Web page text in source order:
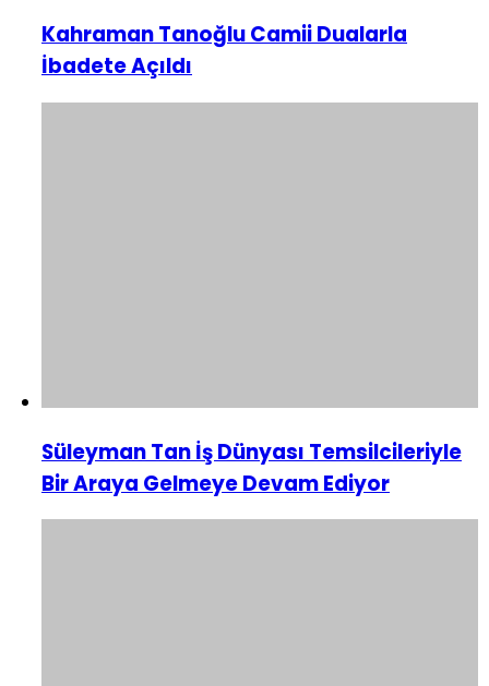
Kahraman Tanoğlu Camii Dualarla
İbadete Açıldı
Süleyman Tan İş Dünyası Temsilcileriyle
Bir Araya Gelmeye Devam Ediyor